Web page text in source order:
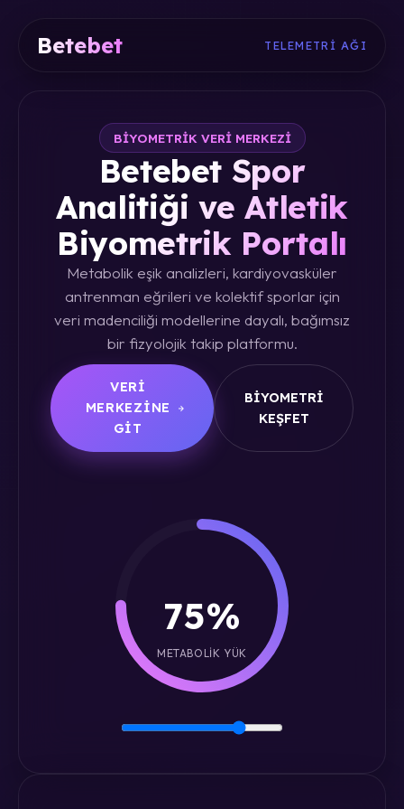
Betebet TELEMETRI AĞI
BIYOMETRIK VERI MERKEZI
Betebet Spor
Analitiği ve Atletik
Biyometrik Portalı
Metabolik eşik analizleri, kardiyovasküler
antrenman eğrileri ve kolektif sporlar için
veri madenciliği modellerine dayalı, bağımsız
bir fizyolojik takip platformu.
VERI
MERKEZINE
GIT
BIYOMETRI
KEŞFET
75%
METABOLIK YÜK